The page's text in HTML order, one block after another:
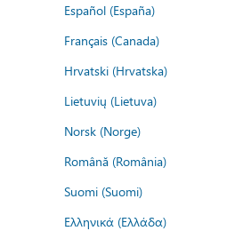
Español (España)
Français (Canada)
Hrvatski (Hrvatska)
Lietuvių (Lietuva)
Norsk (Norge)
Română (România)
Suomi (Suomi)
Ελληνικά (Ελλάδα)